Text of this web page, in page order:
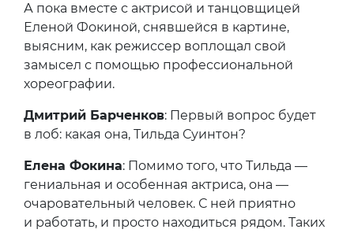
А пока вместе с актрисой и танцовщицей
Еленой Фокиной, снявшейся в картине,
выясним, как режиссер воплощал свой
замысел с помощью профессиональной
хореографии.
Дмитрий Барченков: Первый вопрос будет
в лоб: какая она, Тильда Суинтон?
Елена Фокина: Помимо того, что Тильда —
гениальная и особенная актриса, она —
очаровательный человек. С ней приятно
и работать, и просто находиться рядом. Таких